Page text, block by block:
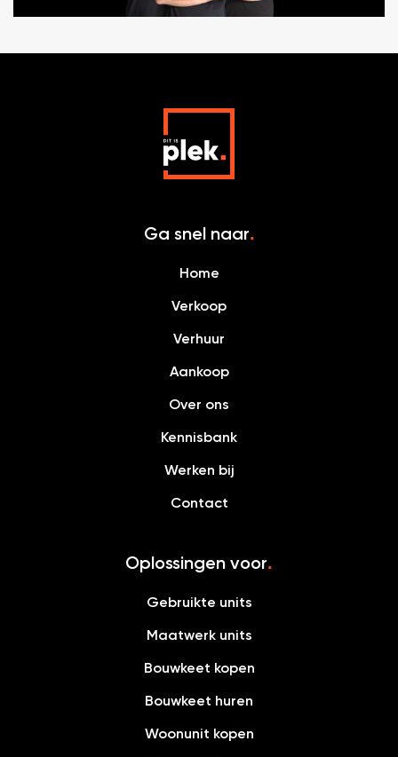
Ga snel naar.
Home
Verkoop
Verhuur
Aankoop
Over ons
Kennisbank
Werken bij
Contact
Oplossingen voor.
Gebruikte units
Maatwerk units
Bouwkeet kopen
Bouwkeet huren
Woonunit kopen